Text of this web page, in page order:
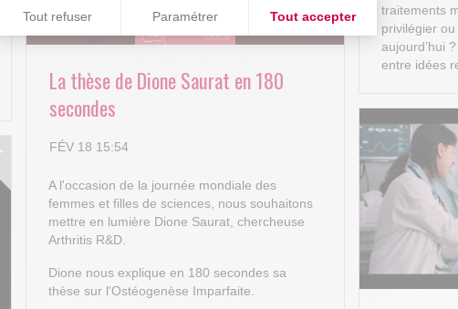
Tout refuser Paramétrer Tout accepter
Axeptio consent
Plateforme de Gestion du Consentement : Personnalisez vos Options
Notre plateforme vous permet d'adapter et de gérer vos paramètres
traitements
privilégier
aujourd’hui ?
entre idées
La thèse de Dione Saurat en 180
secondes
FÉV 18 15:54
A l'occasion de la journée mondiale des
femmes et filles de sciences, nous souhaitons
mettre en lumière Dione Saurat, chercheuse
Arthritis R&D.
Dione nous explique en 180 secondes sa
thèse sur l'Ostéogenèse Imparfaite.